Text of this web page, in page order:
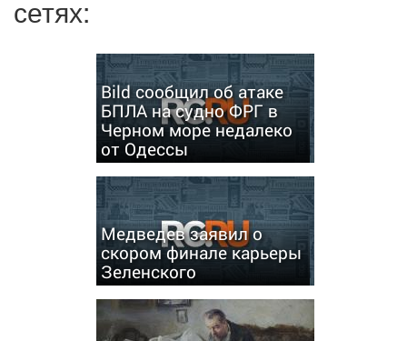
сетях:
Bild сообщил об атаке
БПЛА на судно ФРГ в
Черном море недалеко
от Одессы
Медведев заявил о
скором финале карьеры
Зеленского